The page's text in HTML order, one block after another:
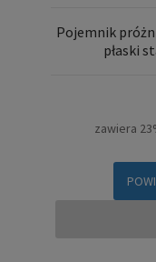
Pojemnik
płaski
zawiera